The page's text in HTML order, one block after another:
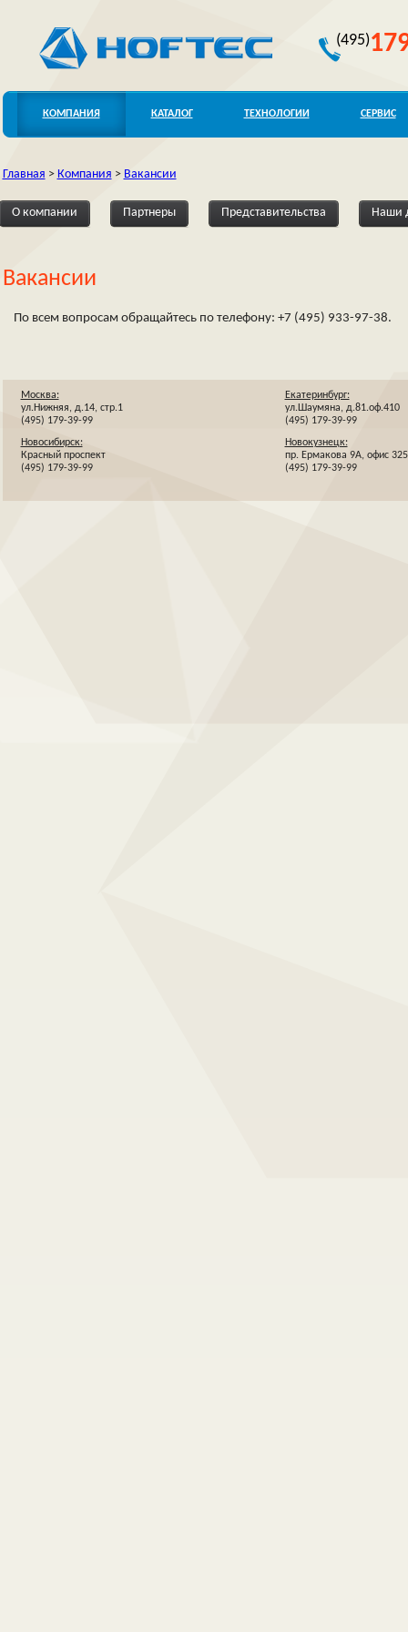
(495)
КОМПАНИЯ КАТАЛОГ ТЕХНОЛОГИИ СЕРВИС
Главная > Компания > Вакансии
О компании Партнеры Представительства Наши
Вакансии
По всем вопросам обращайтесь по телефону: +7 (495) 933-97-38.
Москва:
ул.Нижняя, д.14, стр.1
(495) 179-39-99
Екатеринбург:
ул.Шаумяна, д.81.оф.410
(495) 179-39-99
Новосибирск:
Красный проспект
(495) 179-39-99
Новокузнецк:
пр. Ермакова 9А, офис 325
(495) 179-39-99